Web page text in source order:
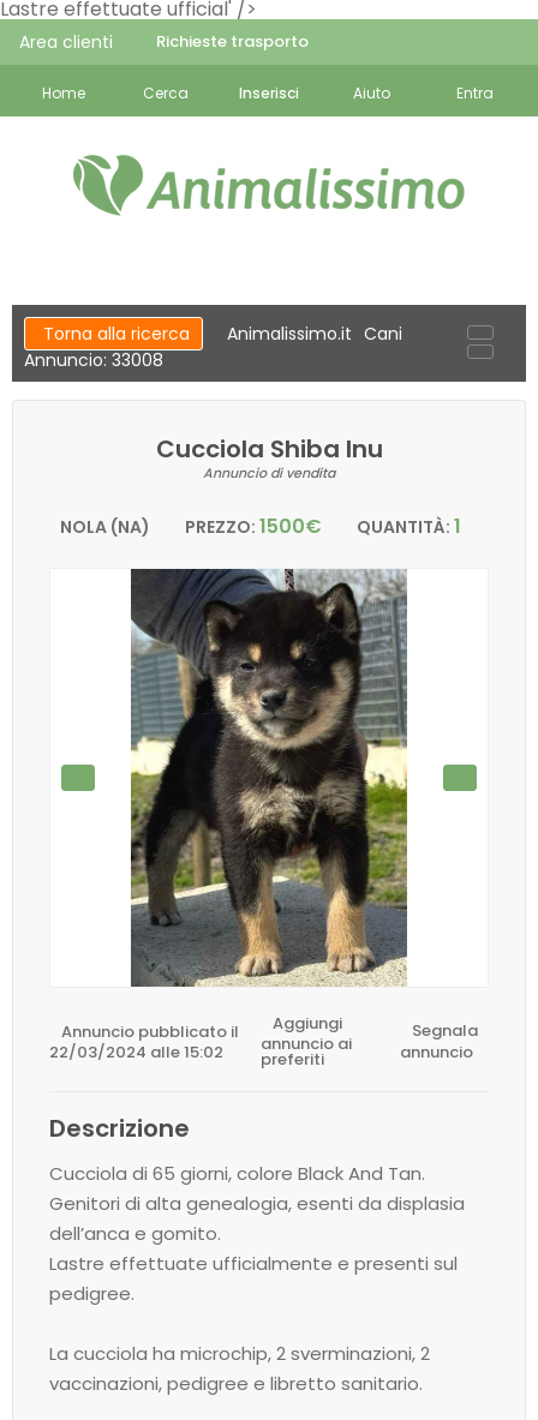
Lastre effettuate ufficial' />
Area clienti Richieste trasporto
Home Cerca Inserisci Aiuto Entra
Torna alla ricerca Animalissimo.it Cani
Annuncio: 33008
Cucciola Shiba Inu
Annuncio di vendita
NOLA (NA) PREZZO: 1500€ QUANTITÀ: 1
Annuncio pubblicato il
22/03/2024 alle 15:02
Aggiungi
annuncio ai
preferiti
Segnala
annuncio
Descrizione
Cucciola di 65 giorni, colore Black And Tan.
Genitori di alta genealogia, esenti da displasia
dell’anca e gomito.
Lastre effettuate ufficialmente e presenti sul
pedigree.
La cucciola ha microchip, 2 sverminazioni, 2
vaccinazioni, pedigree e libretto sanitario.